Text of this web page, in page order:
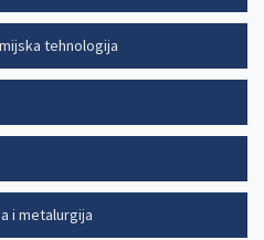
tehnologija
i metalurgija